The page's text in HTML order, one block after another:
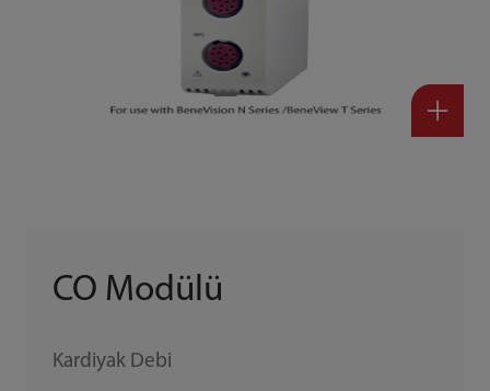
CO Modülü
Kardiyak Debi